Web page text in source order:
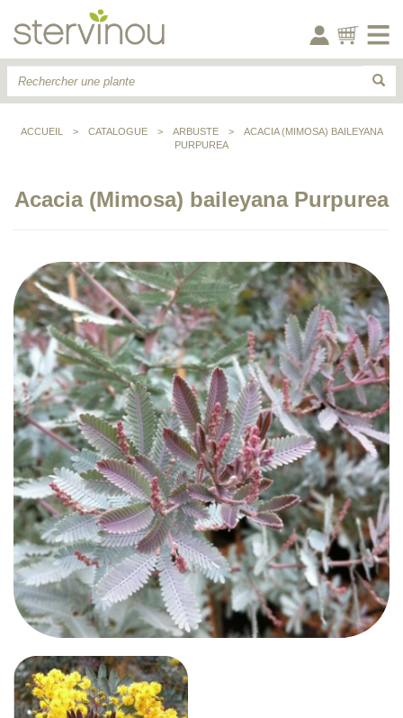
ACCUEIL > CATALOGUE > ARBUSTE >
ACACIA (MIMOSA) BAILEYANA
PURPUREA
Acacia (Mimosa) baileyana Purpurea